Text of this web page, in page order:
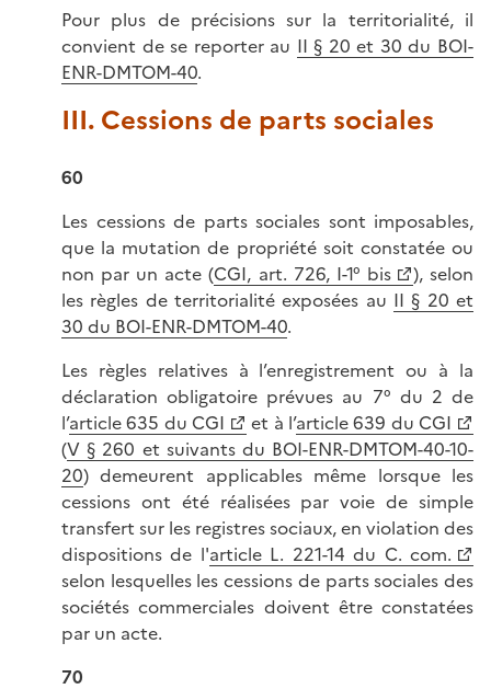
Pour plus de précisions sur la territorialité, il
convient de se reporter au II § 20 et 30 du BOI-
ENR-DMTOM-40.
III. Cessions de parts sociales
60
Les cessions de parts sociales sont imposables,
que la mutation de propriété soit constatée ou
non par un acte (CGI, art. 726, I-1° bis
), selon
les règles de territorialité exposées au II § 20 et
30 du BOI-ENR-DMTOM-40.
Les règles relatives à l’enregistrement ou à la
déclaration obligatoire prévues au 7° du 2 de
l’article 635 du CGI et à l’article 639 du CGI
(V § 260 et suivants du BOI-ENR-DMTOM-40-10-
20) demeurent applicables même lorsque les
cessions ont été réalisées par voie de simple
transfert sur les registres sociaux, en violation des
dispositions de l'article L. 221-14 du C. com.
selon lesquelles les cessions de parts sociales des
sociétés commerciales doivent être constatées
par un acte.
70